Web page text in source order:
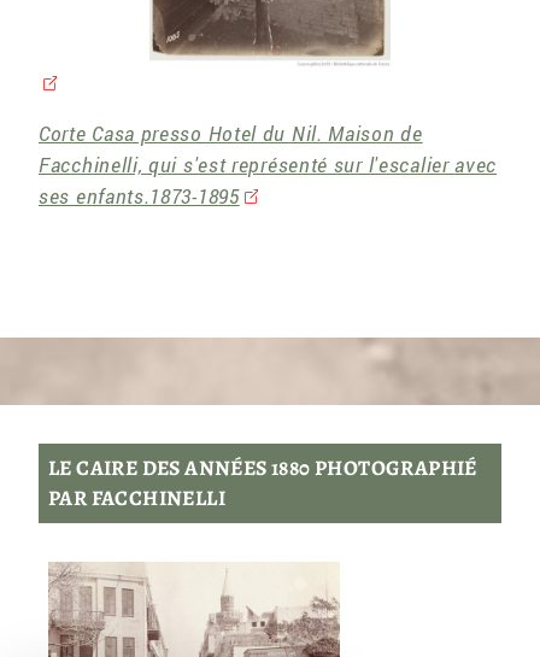
Corte Casa presso Hotel du Nil. Maison de
Facchinelli, qui s'est représenté sur l'escalier avec
ses enfants.1873-1895
LE CAIRE DES ANNÉES 1880 PHOTOGRAPHIÉ
PAR FACCHINELLI